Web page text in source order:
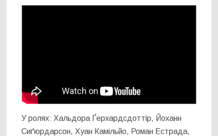
У ролях: Хальдора Ґерхардсдоттір, Йоханн
Сиґюрдарсон, Хуан Камільйо, Роман Естрада,